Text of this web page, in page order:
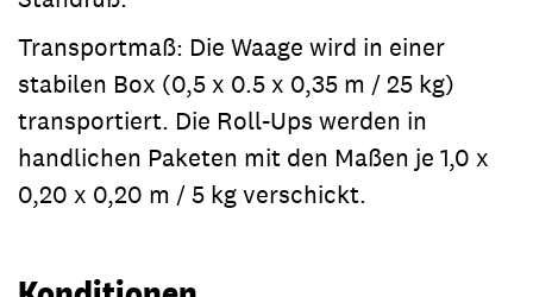
Transportmaß: Die Waage wird in einer
stabilen Box (0,5 x 0.5 x 0,35 m / 25 kg)
transportiert. Die Roll-Ups werden in
handlichen Paketen mit den Maßen je 1,0 x
0,20 x 0,20 m / 5 kg verschickt.